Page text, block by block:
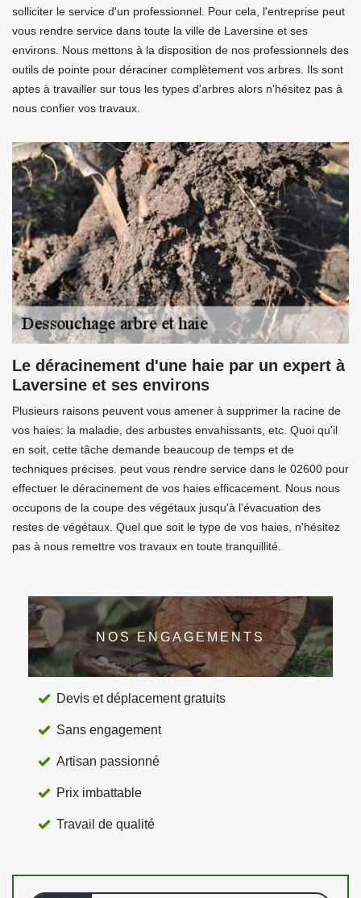
solliciter le service d'un professionnel. Pour cela, l'entreprise peut
vous rendre service dans toute la ville de Laversine et ses
environs. Nous mettons à la disposition de nos professionnels des
outils de pointe pour déraciner complètement vos arbres. Ils sont
aptes à travailler sur tous les types d'arbres alors n'hésitez pas à
nous confier vos travaux.
Le déracinement d'une haie par un expert à
Laversine et ses environs
Plusieurs raisons peuvent vous amener à supprimer la racine de
vos haies: la maladie, des arbustes envahissants, etc. Quoi qu'il
en soit, cette tâche demande beaucoup de temps et de
techniques précises. peut vous rendre service dans le 02600 pour
effectuer le déracinement de vos haies efficacement. Nous nous
occupons de la coupe des végétaux jusqu'à l'évacuation des
restes de végétaux. Quel que soit le type de vos haies, n'hésitez
pas à nous remettre vos travaux en toute tranquillité.
NOS ENGAGEMENTS
Devis et déplacement gratuits
Sans engagement
Artisan passionné
Prix imbattable
Travail de qualité